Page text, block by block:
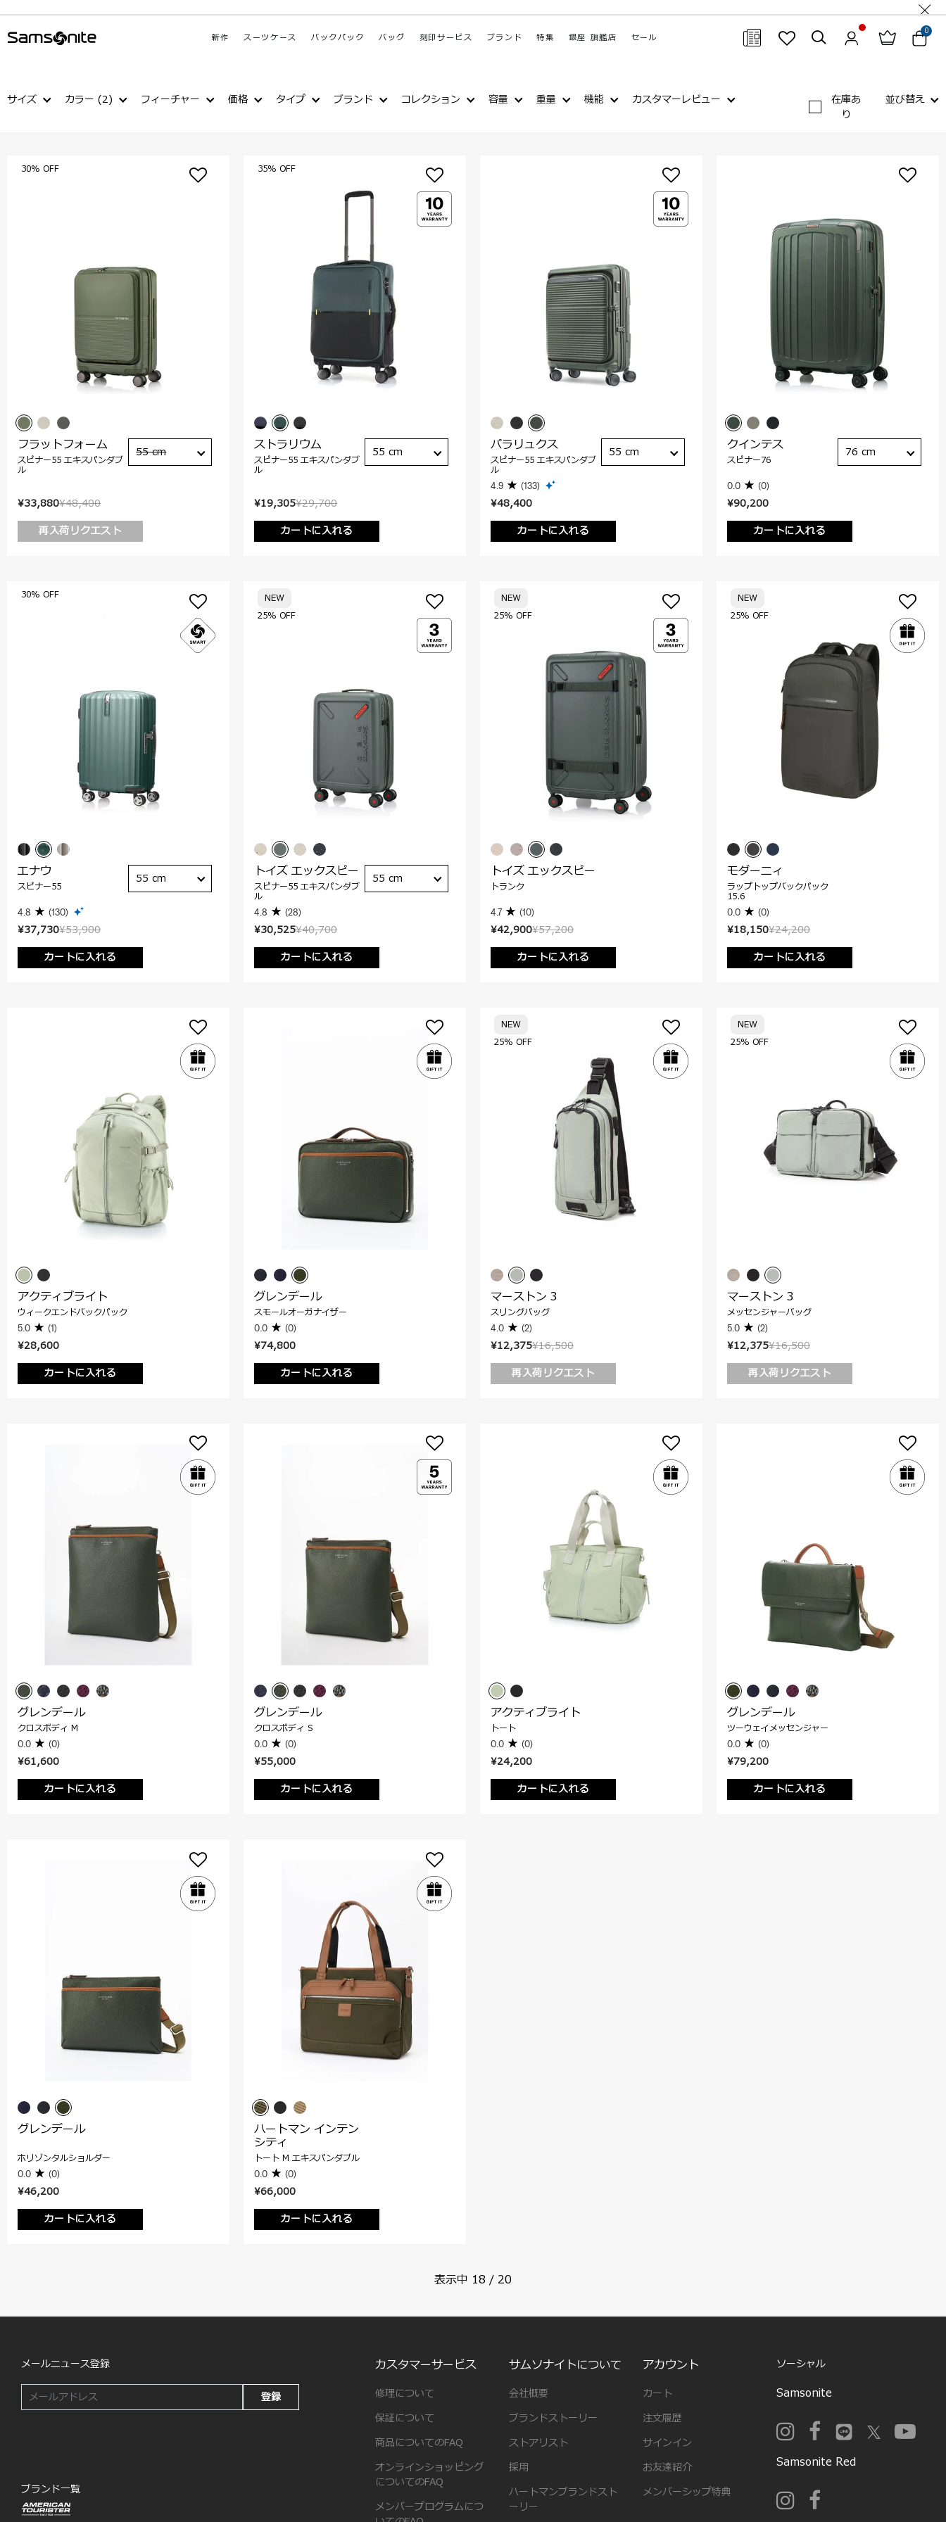
新作 スーツケース バックパック バッグ 刻印サービス ブランド 特集 銀座 旗艦店 セール
0
サイズ カラー (2) フィーチャー 価格 タイプ ブランド コレクション 容量 重量 機能 カスタマーレビュー
在庫あ
り
並び替え
¥48,400
¥33,880
再入荷リクエスト
30% OFF
フラットフォーム
スピナー55 エキスパンダブ
ル
55 cm
¥29,700
¥19,305
カートに入れる
35% OFF
ストラリウム
スピナー55 エキスパンダブ
ル
55 cm
¥48,400
カートに入れる
パラリュクス
スピナー55 エキスパンダブ
ル
4.9 (133)
55 cm
¥90,200
カートに入れる
クインテス
スピナー76
0.0 (0)
76 cm
¥53,900
¥37,730
カートに入れる
30% OFF
エナウ
スピナー55
4.8 (130)
55 cm
¥40,700
¥30,525
カートに入れる
25% OFF
NEW
トイズ エックスピー
スピナー55 エキスパンダブ
ル
4.8 (28)
55 cm
¥57,200
¥42,900
カートに入れる
25% OFF
NEW
トイズ エックスピー
トランク
4.7 (10)
¥24,200
¥18,150
カートに入れる
25% OFF
NEW
モダーニィ
ラップトップバックパック
15.6
0.0 (0)
¥28,600
カートに入れる
アクティブライト
ウィークエンドバックパック
5.0 (1)
¥74,800
カートに入れる
グレンデール
スモールオーガナイザー
0.0 (0)
¥16,500
¥12,375
再入荷リクエスト
25% OFF
NEW
マーストン 3
スリングバッグ
4.0 (2)
¥16,500
¥12,375
再入荷リクエスト
25% OFF
NEW
マーストン 3
メッセンジャーバッグ
5.0 (2)
¥61,600
カートに入れる
グレンデール
クロスボディ M
0.0 (0)
¥55,000
カートに入れる
グレンデール
クロスボディ S
0.0 (0)
¥24,200
カートに入れる
アクティブライト
トート
0.0 (0)
¥79,200
カートに入れる
グレンデール
ツーウェイメッセンジャー
0.0 (0)
¥46,200
カートに入れる
グレンデール
ホリゾンタルショルダー
0.0 (0)
¥66,000
カートに入れる
ハートマン インテン
シティ
トート M エキスパンダブル
0.0 (0)
表示中 18 / 20
メールニュース登録
登録
ブランド一覧
カスタマーサービス
修理について
保証について
商品についてのFAQ
オンラインショッピング
についてのFAQ
メンバープログラムにつ
サムソナイトについて
会社概要
ブランドストーリー
ストアリスト
採用
ハートマンブランドスト
ーリー
アカウント
カート
注文履歴
サインイン
お友達紹介
メンバーシップ特典
ソーシャル
Samsonite
Samsonite Red